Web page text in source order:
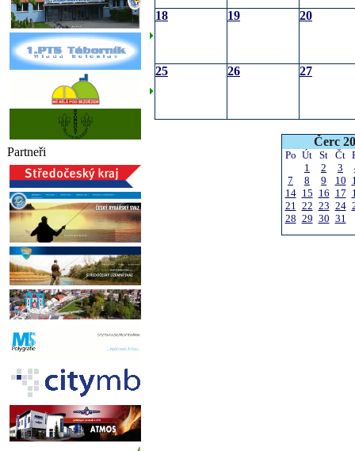
Partneři
18 19 20
25 26 27
Čerc
Po Út St Čt
1
2 3
7
8 9 10
14 15 16 17
21 22 23 24
28 29 30 31